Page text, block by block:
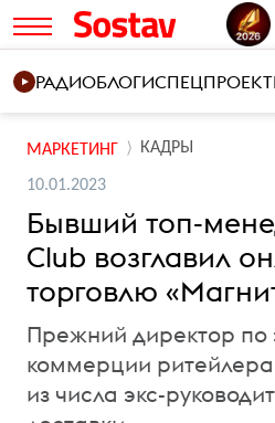
РАДИОБЛОГИ
МАРКЕТИНГ КАДРЫ
10.01.2023
Бывший топ-
Club возглавил
торговлю
Прежний директор по
коммерции
из числа экс-